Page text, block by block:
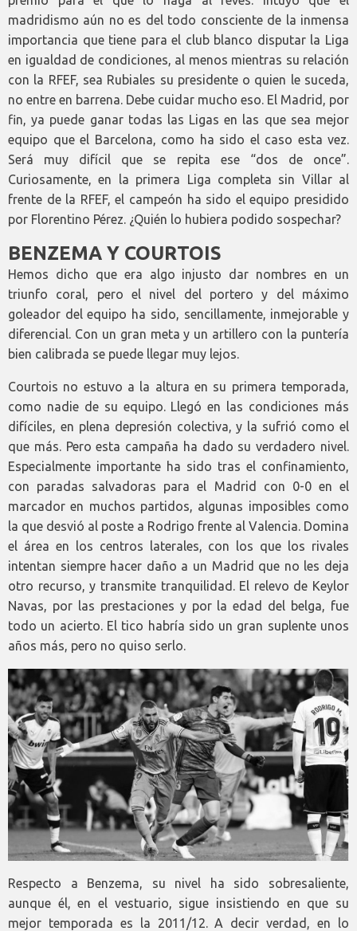
madridismo aún no es del todo consciente de la inmensa
importancia que tiene para el club blanco disputar la Liga
en igualdad de condiciones, al menos mientras su relación
con la RFEF, sea Rubiales su presidente o quien le suceda,
no entre en barrena. Debe cuidar mucho eso. El Madrid, por
fin, ya puede ganar todas las Ligas en las que sea mejor
equipo que el Barcelona, como ha sido el caso esta vez.
Será muy difícil que se repita ese “dos de once”.
Curiosamente, en la primera Liga completa sin Villar al
frente de la RFEF, el campeón ha sido el equipo presidido
por Florentino Pérez. ¿Quién lo hubiera podido sospechar?
BENZEMA Y COURTOIS
Hemos dicho que era algo injusto dar nombres en un
triunfo coral, pero el nivel del portero y del máximo
goleador del equipo ha sido, sencillamente, inmejorable y
diferencial. Con un gran meta y un artillero con la puntería
bien calibrada se puede llegar muy lejos.
Courtois no estuvo a la altura en su primera temporada,
como nadie de su equipo. Llegó en las condiciones más
difíciles, en plena depresión colectiva, y la sufrió como el
que más. Pero esta campaña ha dado su verdadero nivel.
Especialmente importante ha sido tras el confinamiento,
con paradas salvadoras para el Madrid con 0-0 en el
marcador en muchos partidos, algunas imposibles como
la que desvió al poste a Rodrigo frente al Valencia. Domina
el área en los centros laterales, con los que los rivales
intentan siempre hacer daño a un Madrid que no les deja
otro recurso, y transmite tranquilidad. El relevo de Keylor
Navas, por las prestaciones y por la edad del belga, fue
todo un acierto. El tico habría sido un gran suplente unos
años más, pero no quiso serlo.
Respecto a Benzema, su nivel ha sido sobresaliente,
aunque él, en el vestuario, sigue insistiendo en que su
mejor temporada es la 2011/12. A decir verdad, en lo